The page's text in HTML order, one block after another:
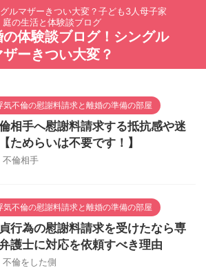
ルマザーきつい大変？子ども3人母子家
庭の生活と体験談ブログ
体験談ブログ！シングル
ザーきつい大変？
気不倫の慰謝料請求と離婚の準備の部屋
相手へ慰謝料請求する抵抗感や迷
ためらいは不要です！】
不倫相手
気不倫の慰謝料請求と離婚の準備の部屋
行為の慰謝料請求を受けたなら専
護士に対応を依頼すべき理由
不倫をした側